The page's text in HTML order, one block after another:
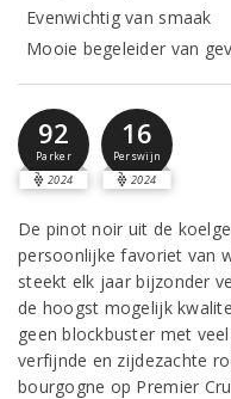
Evenwichtig van smaak
Mooie begeleider van
92
Parker
2024
16
Perswijn
2024
De pinot noir uit de
persoonlijke favoriet van
steekt elk jaar bijzonder
de hoogst mogelijk
geen blockbuster met
verfijnde en zijdezachte
bourgogne op Premier